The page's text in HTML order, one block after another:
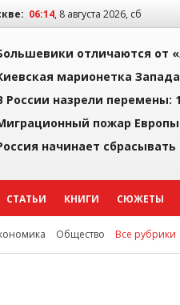
06:14, 8 августа 2026, сб
отличаются от
марионетка
России назрели перемены:
пожар
начинает
СТАТЬИ КНИГИ СЮЖЕТЫ
Общество Все рубрики